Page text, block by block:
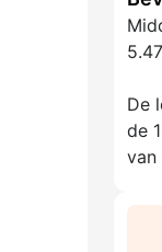
De
de
van